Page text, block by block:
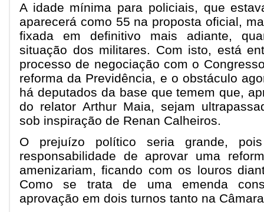
A idade mínima para policiais, que
aparecerá como 55 na proposta oficial,
fixada em definitivo mais adiante,
situação dos militares. Com isto, está
processo de negociação com o
reforma da Previdência, e o obstáculo
há deputados da base que temem que,
do relator Arthur Maia, sejam
sob inspiração de Renan Calheiros.
O prejuízo político seria grande,
responsabilidade de aprovar uma
amenizariam, ficando com os louros
Como se trata de uma emenda
aprovação em dois turnos tanto na